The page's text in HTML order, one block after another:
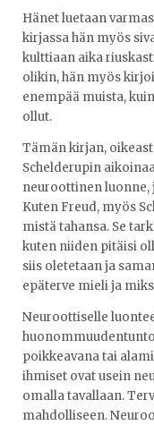
Hänet luetaan
kirjassa hän myös
kulttiaan aika
olikin, hän myös
enempää muista,
ollut.
Tämän kirjan,
Schelderupin
neuroottinen luonne,
Kuten Freud, myös
mistä tahansa. Se
kuten niiden pitäisi
siis oletetaan ja
epäterve mieli ja
Neuroottiselle
poikkeavana tai
ihmiset ovat usein
omalla tavallaan.
mahdolliseen.